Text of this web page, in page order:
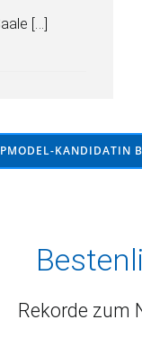
[…]
KANDIDATIN
Rekorde zum